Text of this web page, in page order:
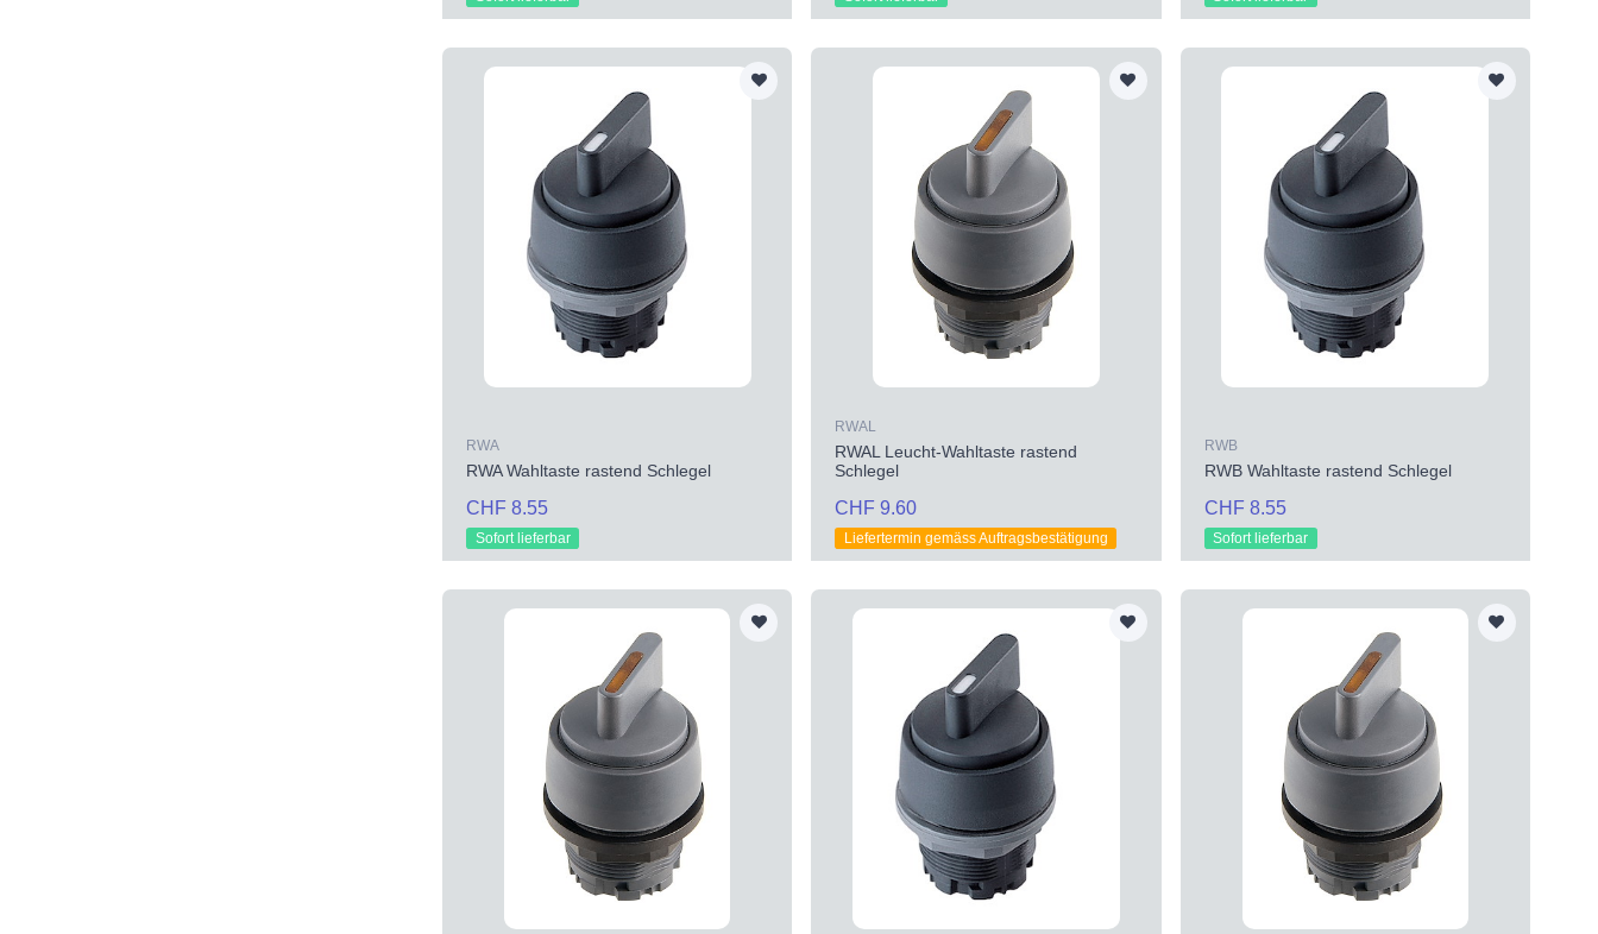
RWA
RWA Wahltaste rastend Schlegel
CHF 8.55
Sofort lieferbar
RWAL
RWAL Leucht-Wahltaste rastend
Schlegel
CHF 9.60
Liefertermin gemäss Auftragsbestätigung
RWB
RWB Wahltaste rastend Schlegel
CHF 8.55
Sofort lieferbar